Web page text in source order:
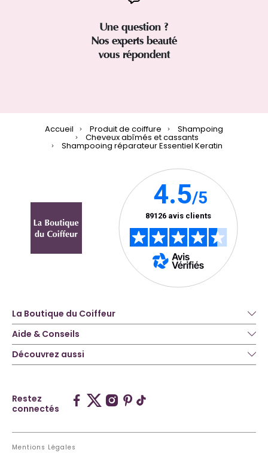
Une question ?
Nos experts beauté
vous répondent
Accueil Produit de coiffure Shampoing
Cheveux abîmés et cassants
Shampooing réparateur Essentiel Keratin
La Boutique du Coiffeur
Aide & Conseils
Découvrez aussi
Restez
connectés
Mentions Légales